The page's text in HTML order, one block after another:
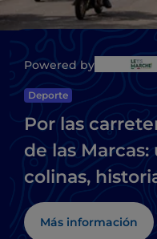
Powered by
Deporte
Por las
de las
colinas,
moto
Más información